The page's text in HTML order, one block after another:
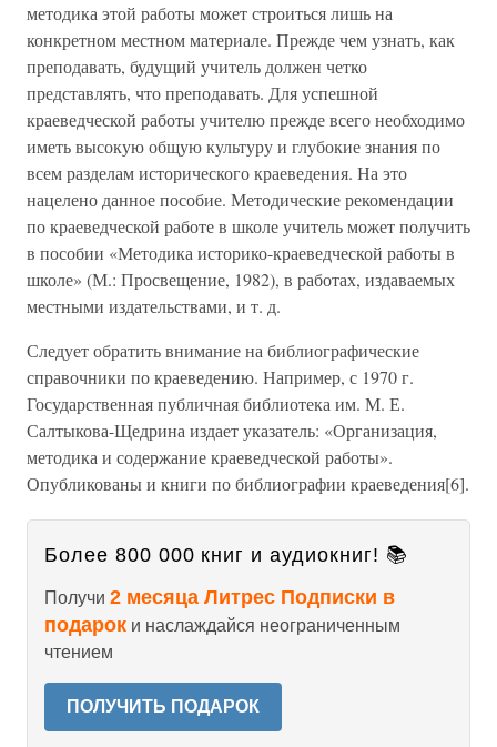
методика этой работы может строиться лишь на
конкретном местном материале. Прежде чем узнать, как
преподавать, будущий учитель должен четко
представлять, что преподавать. Для успешной
краеведческой работы учителю прежде всего необходимо
иметь высокую общую культуру и глубокие знания по
всем разделам исторического краеведения. На это
нацелено данное пособие. Методические рекомендации
по краеведческой работе в школе учитель может получить
в пособии «Методика историко-краеведческой работы в
школе» (М.: Просвещение, 1982), в работах, издаваемых
местными издательствами, и т. д.
Следует обратить внимание на библиографические
справочники по краеведению. Например, с 1970 г.
Государственная публичная библиотека им. М. Е.
Салтыкова-Щедрина издает указатель: «Организация,
методика и содержание краеведческой работы».
Опубликованы и книги по библиографии краеведения[6].
Более 800 000 книг и аудиокниг! 📚
Получи 2 месяца Литрес Подписки в
подарок и наслаждайся неограниченным
чтением
ПОЛУЧИТЬ ПОДАРОК